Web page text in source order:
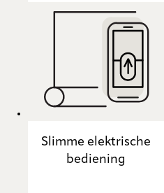
Slimme elektrische
bediening